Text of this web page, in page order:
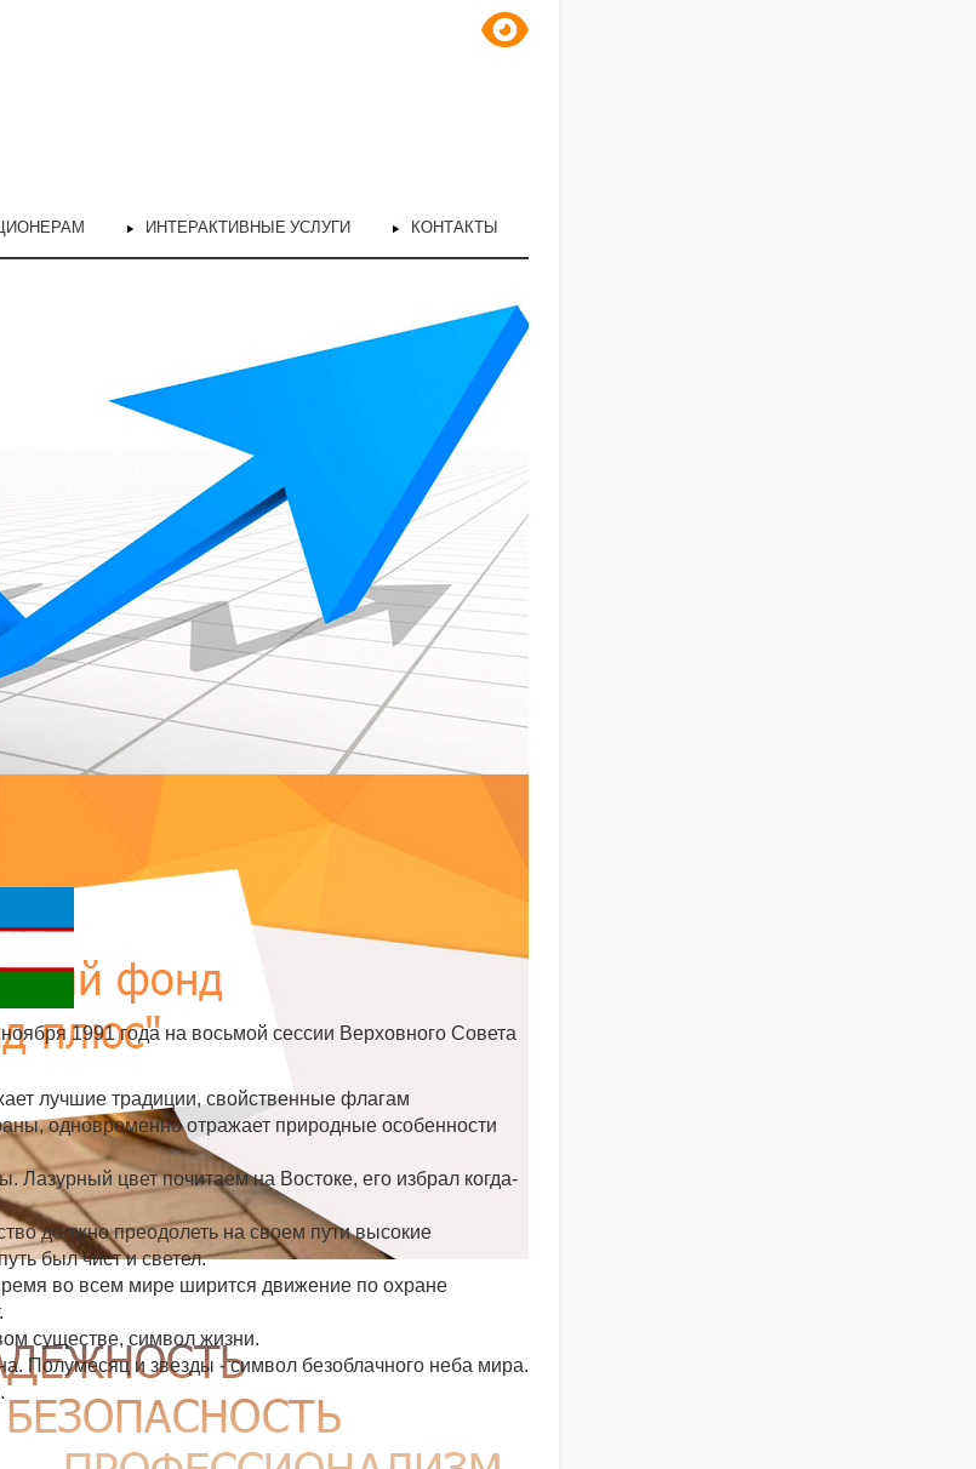
ИНТЕРАКТИВНЫЕ УСЛУГИ КОНТАКТЫ
1991 года на восьмой сессии Верховного Совета
лучшие традиции, свойственные флагам
одновременно отражает природные особенности
Лазурный цвет почитаем на Востоке, его избрал когда-
должно преодолеть на своем пути высокие
был чист и светел.
во всем мире ширится движение по охране
существе, символ жизни.
Полумесяц и звезды - символ безоблачного неба мира.